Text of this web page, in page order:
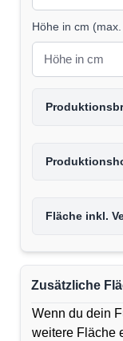
Höhe in cm (
Fläche inkl.
Zusätzliche
Wenn du dein
weitere Fläche